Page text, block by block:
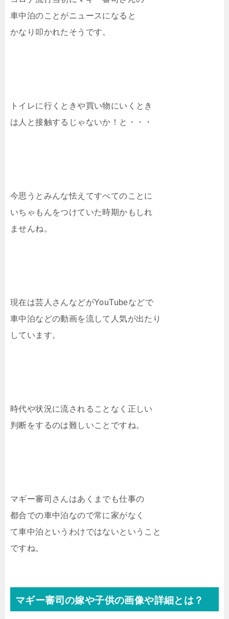
車中泊のことがニュースになると
かなり叩かれたそうです。
トイレに行くときや買い物にいくとき
は人と接触するじゃないか！と・・・
今思うとみんな怯えてすべてのことに
いちゃもんをつけていた時期かもしれ
ませんね。
現在は芸人さんなどがYouTubeなどで
車中泊などの動画を流して人気が出たり
しています。
時代や状況に流されることなく正しい
判断をするのは難しいことですね。
マギー審司さんはあくまでも仕事の
都合での車中泊なので常に家がなく
て車中泊というわけではないということ
ですね。
マギー審司の嫁や子供の画像や詳細とは？